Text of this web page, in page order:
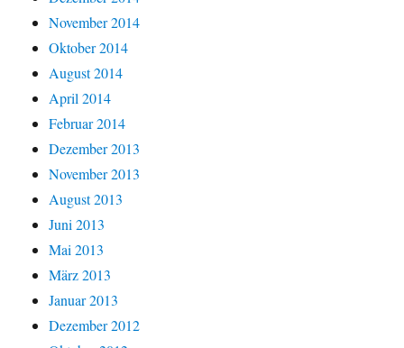
November 2014
Oktober 2014
August 2014
April 2014
Februar 2014
Dezember 2013
November 2013
August 2013
Juni 2013
Mai 2013
März 2013
Januar 2013
Dezember 2012